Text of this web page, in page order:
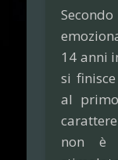
14 anni
si
al
non è